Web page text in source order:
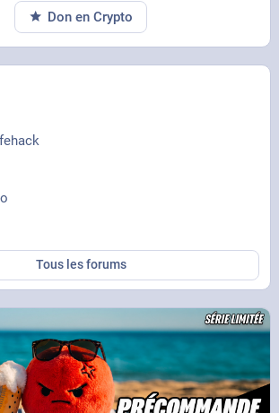
Tous les forums
Don en Crypto